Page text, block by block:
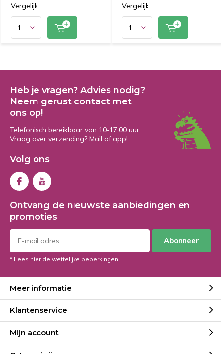
Vergelijk Vergelijk
Heb je vragen? Advies nodig?
Neem gerust contact met
ons op!
Telefonisch bereikbaar van 10-17:00 uur.
Vraag over verzending? Mail of app!
Volg ons
Ontvang de nieuwste aanbiedingen en
promoties
Abonneer
* Lees hier de wettelijke beperkingen
Meer informatie
Klantenservice
Mijn account